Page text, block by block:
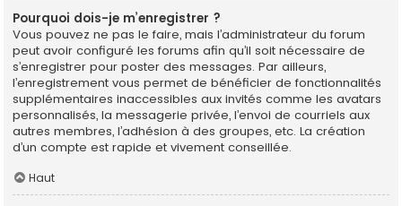
Pourquoi dois-je m’enregistrer ?
Vous pouvez ne pas le faire, mais l’administrateur du forum
peut avoir configuré les forums afin qu’il soit nécessaire de
s’enregistrer pour poster des messages. Par ailleurs,
l’enregistrement vous permet de bénéficier de fonctionnalités
supplémentaires inaccessibles aux invités comme les avatars
personnalisés, la messagerie privée, l’envoi de courriels aux
autres membres, l’adhésion à des groupes, etc. La création
d’un compte est rapide et vivement conseillée.
Haut